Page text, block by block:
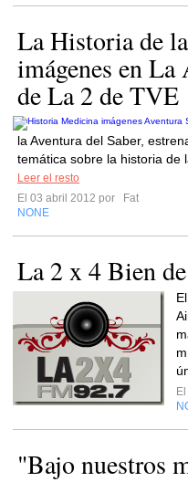
La Historia de
imágenes en La
de La 2 de TVE
la Aventura del Saber,
temática sobre la historia de
Leer el resto
El 03 abril 2012 por
Fat
NONE
La 2 x 4 Bien
"Bajo nuestros